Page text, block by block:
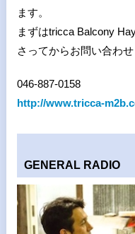
ます。
まずはtricca Balcony
さってからお問い合わせ
046-887-0158
http://www.tricca-
GENERAL RADIO